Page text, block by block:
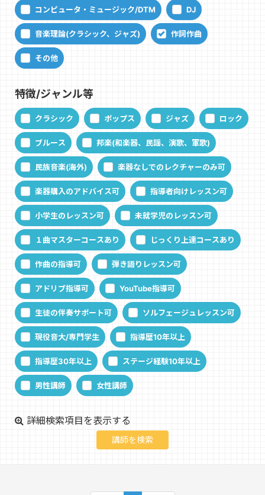
コンピュータ・ミュージック/DTM DJ
音楽理論(クラシック、ジャズ) 作詞作曲
その他
特徴/ジャンル等
クラシック ポップス ジャズ ロック
ブルース 邦楽(和楽器、民謡、演歌、軍歌)
民族音楽(海外) 楽器なしでのレクチャーのみ可
楽器購入のアドバイス可 指導者向けレッスン可
小学生のレッスン可 未就学児のレッスン可
１曲マスターコースあり じっくり上達コースあり
作曲の指導可 弾き語りレッスン可
アドリブ指導可 YouTube指導可
生徒の伴奏サポート可 ソルフェージュレッスン可
現役音大/専門学生 指導歴10年以上
指導歴30年以上 ステージ経験10年以上
男性講師 女性講師
詳細検索項目を表示する